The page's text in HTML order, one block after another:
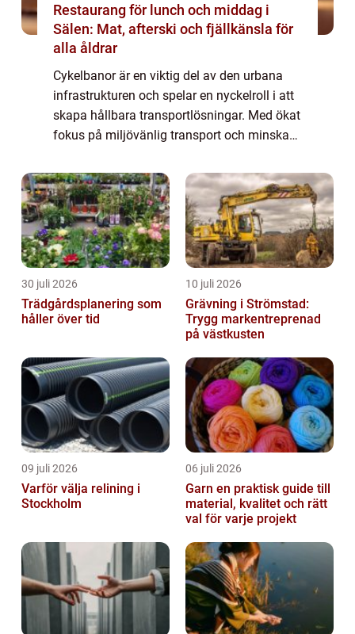
Restaurang för lunch och middag i
Sälen: Mat, afterski och fjällkänsla för
alla åldrar
Cykelbanor är en viktig del av den urbana
infrastrukturen och spelar en nyckelroll i att
skapa hållbara transportlösningar. Med ökat
fokus på miljövänlig transport och minskad
30 juli 2026
Trädgårdsplanering som
håller över tid
10 juli 2026
Grävning i Strömstad:
Trygg markentreprenad
på västkusten
09 juli 2026
Varför välja relining i
Stockholm
06 juli 2026
Garn en praktisk guide till
material, kvalitet och rätt
val för varje projekt